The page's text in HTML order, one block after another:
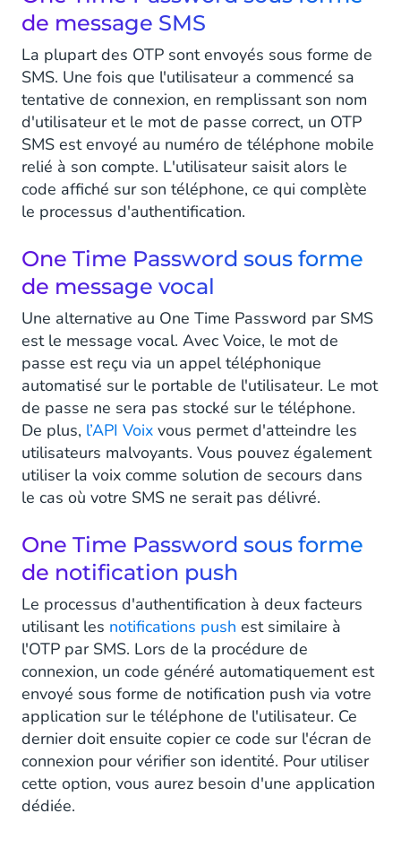
de message SMS
La plupart des OTP sont envoyés sous forme de
SMS. Une fois que l'utilisateur a commencé sa
tentative de connexion, en remplissant son nom
d'utilisateur et le mot de passe correct, un OTP
SMS est envoyé au numéro de téléphone mobile
relié à son compte. L'utilisateur saisit alors le
code affiché sur son téléphone, ce qui complète
le processus d'authentification.
One Time Password sous forme
de message vocal
Une alternative au One Time Password par SMS
est le message vocal. Avec Voice, le mot de
passe est reçu via un appel téléphonique
automatisé sur le portable de l'utilisateur. Le mot
de passe ne sera pas stocké sur le téléphone.
De plus, l’API Voix vous permet d'atteindre les
utilisateurs malvoyants. Vous pouvez également
utiliser la voix comme solution de secours dans
le cas où votre SMS ne serait pas délivré.
One Time Password sous forme
de notification push
Le processus d'authentification à deux facteurs
utilisant les notifications push est similaire à
l'OTP par SMS. Lors de la procédure de
connexion, un code généré automatiquement est
envoyé sous forme de notification push via votre
application sur le téléphone de l'utilisateur. Ce
dernier doit ensuite copier ce code sur l'écran de
connexion pour vérifier son identité. Pour utiliser
cette option, vous aurez besoin d'une application
dédiée.